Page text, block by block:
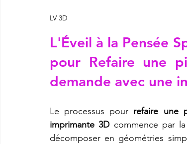
LV 3D
L'Éveil à la Pensée
pour Refaire une
demande avec une
Le processus pour refaire une
imprimante 3D commence par
décomposer en géométries